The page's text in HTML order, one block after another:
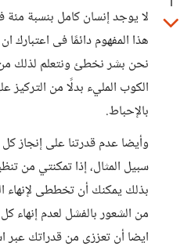
لا يوجد إنسان كامل بنسبة
هذا المفهوم دائمًا فى اعتبارك
نحن بشر نخطئ ونتعلم لذلك
الكوب المليء بدلًا من التركيز
بالإحباط.
وأيضا عدم قدرتنا على إنجاز
سبيل المثال، إذا تمكنتي من
بذلك يمكنك أن تخططى
من الشعور بالفشل لعدم
ايضا أن تعززى من قدراتك عبر